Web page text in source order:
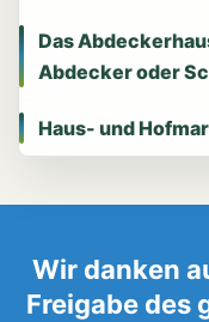
Das
Abdecker oder
Haus- und
Wir danken
Freigabe des